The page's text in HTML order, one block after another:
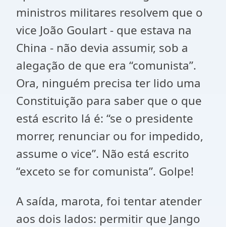
ministros militares resolvem que o
vice João Goulart - que estava na
China - não devia assumir, sob a
alegação de que era “comunista”.
Ora, ninguém precisa ter lido uma
Constituição para saber que o que
está escrito lá é: “se o presidente
morrer, renunciar ou for impedido,
assume o vice”. Não está escrito
“exceto se for comunista”. Golpe!
A saída, marota, foi tentar atender
aos dois lados: permitir que Jango